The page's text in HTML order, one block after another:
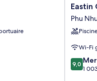
Eastin
Grand
Hotel
Saigon
Nhuan
Eastin
Phu
Wi-Fi
9.0
sur
9,0
1